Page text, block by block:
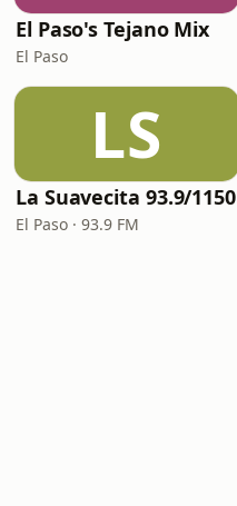
El Paso's Tejano Mix
El Paso
LS
La Suavecita 93.9/1150
El Paso · 93.9 FM